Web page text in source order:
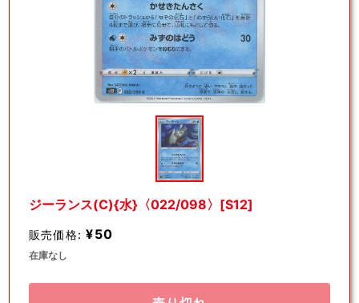
(1)
を
く
ジーランス(C){水}〈022/098〉[S12]
販売価格: ¥50
在庫なし